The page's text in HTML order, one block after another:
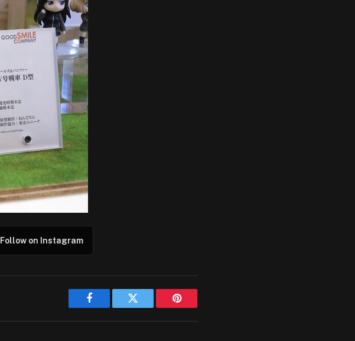
Follow on Instagram
Facebook Twitter Pinterest